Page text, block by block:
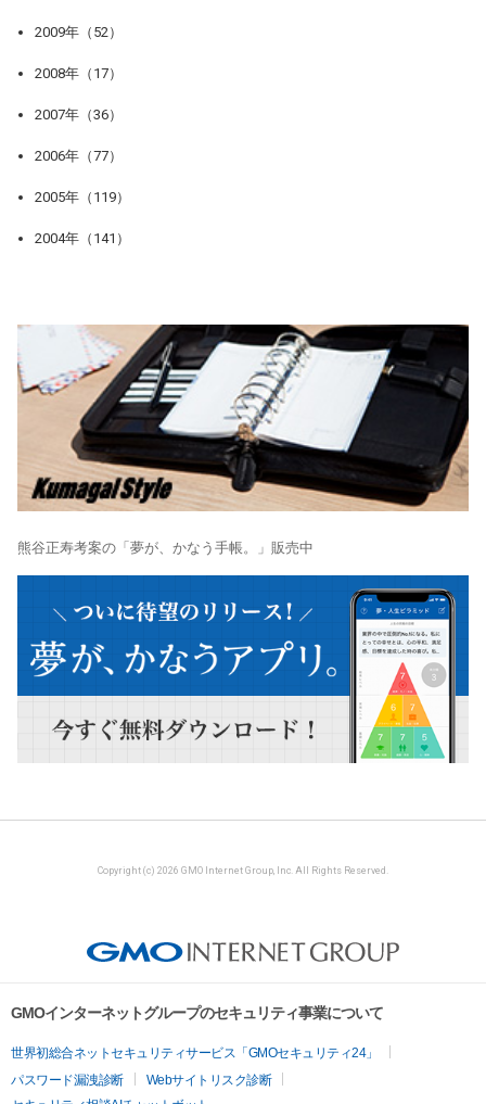
2009年（52）
2008年（17）
2007年（36）
2006年（77）
2005年（119）
2004年（141）
熊谷正寿考案の「夢が、かなう手帳。」販売中
Copyright (c) 2026 GMO Internet Group, Inc. All Rights Reserved.
GMOインターネットグループのセキュリティ事業について
世界初総合ネットセキュリティサービス「GMOセキュリティ24」
パスワード漏洩診断
Webサイトリスク診断